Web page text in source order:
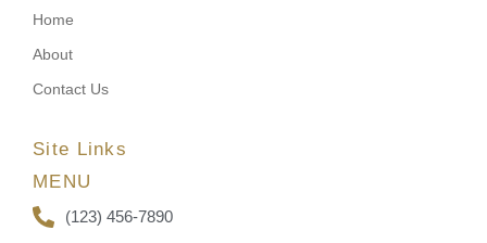
Home
About
Contact Us
Site Links
MENU
(123) 456-7890